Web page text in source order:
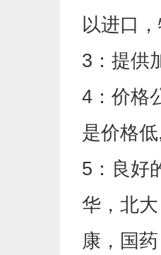
以进口
3 ：提
4 ：价
是价格
5 ：良
华，北
康，国